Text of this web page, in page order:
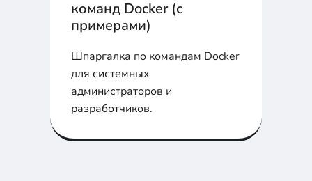
команд Docker (с
примерами)
Шпаргалка по командам Docker
для системных
администраторов и
разработчиков.